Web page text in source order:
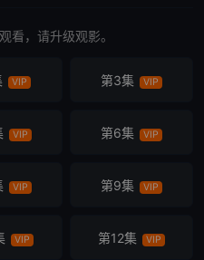
看，请升级观影。
VIP 第3集 VIP
VIP 第6集 VIP
VIP 第9集 VIP
VIP 第12集 VIP